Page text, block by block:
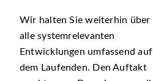
Wir halten Sie weiterhin über
alle systemrelevanten
Entwicklungen umfassend auf
dem Laufenden. Den Auftakt